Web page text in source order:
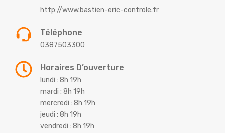
http://www.bastien-eric-controle.fr
Téléphone
0387503300
Horaires D’ouverture
lundi : 8h 19h
mardi : 8h 19h
mercredi : 8h 19h
jeudi : 8h 19h
vendredi : 8h 19h